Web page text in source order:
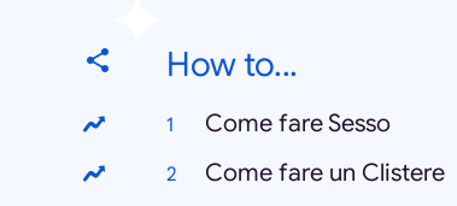
How to...
Come fare Sesso
Come fare un Clistere